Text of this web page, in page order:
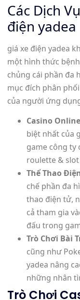
Các Dịch
điện yadea
giá xe điện yadea
một hình thức
chủng cái phần đa
mục đích phân
của người ứng
Casino Online
biệt nhất của
game công ty
roulette &
Thể Thao
chế phần đa
thao điện tử,
cả tham gia
đấu trong
Trò Chơi Bài
cũng như
yadea nâng
những nhân
Trò Chơi